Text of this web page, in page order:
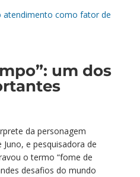
atendimento como fator de
um dos
da personagem
e pesquisadora de
o termo “fome de
desafios do mundo